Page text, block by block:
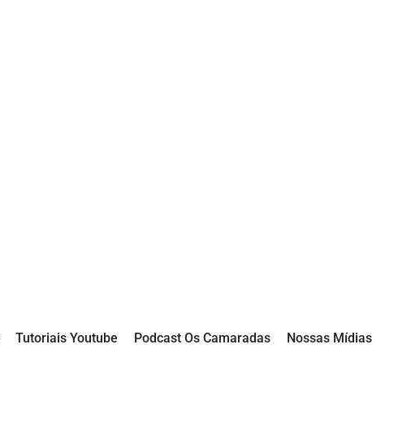
Tutoriais Youtube Podcast Os Camaradas Nossas Mídias